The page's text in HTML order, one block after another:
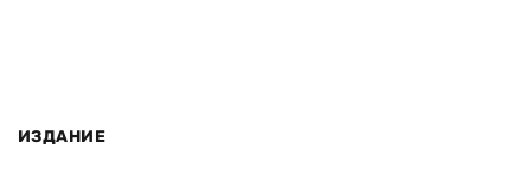
ИЗДАНИЕ